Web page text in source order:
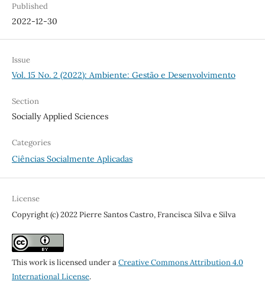
Published
2022-12-30
Issue
Vol. 15 No. 2 (2022): Ambiente: Gestão e Desenvolvimento
Section
Socially Applied Sciences
Categories
Ciências Socialmente Aplicadas
License
Copyright (c) 2022 Pierre Santos Castro, Francisca Silva e Silva
This work is licensed under aCreative Commons Attribution 4.0
International License.